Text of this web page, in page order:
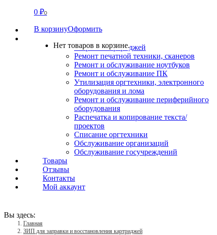
0 ₽0
В корзинуОформить
Нет товаров в корзине.
СВЯЗАТЬСЯ
О нас
Заправка картриджей
Ремонт печатной техники, сканеров
Ремонт и обслуживание ноутбуков
Ремонт и обслуживание ПК
Утилизация оргтехники, электронного
оборудования и лома
Ремонт и обслуживание периферийного
оборудования
Распечатка и копирование текста/
проектов
Списание оргтехники
Обслуживание организаций
Обслуживание госучреждений
Товары
Отзывы
Контакты
Мой аккаунт
Вы здесь:
Главная
ЗИП для заправки и восстановления картриджей